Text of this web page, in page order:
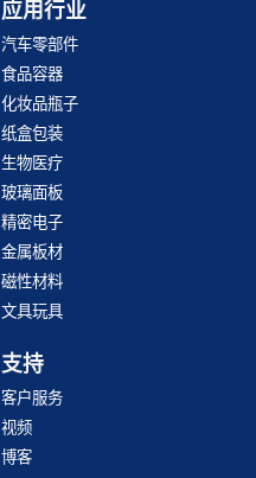
应用行业
汽车零部件
食品容器
化妆品瓶子
纸盒包装
生物医疗
玻璃面板
精密电子
金属板材
磁性材料
文具玩具
支持
客户服务
视频
博客